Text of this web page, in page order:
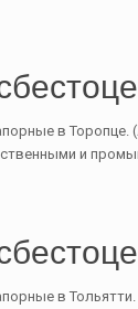
в Торопце.
и
в